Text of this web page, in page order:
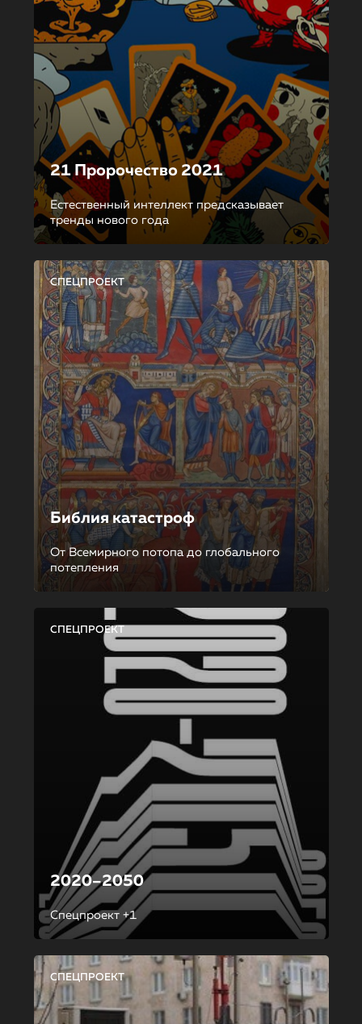
21 Пророчество 2021
Естественный интеллект предсказывает
тренды нового года
СПЕЦПРОЕКТ
Библия катастроф
От Всемирного потопа до глобального
потепления
СПЕЦПРОЕКТ
2020–2050
Спецпроект +1
СПЕЦПРОЕКТ